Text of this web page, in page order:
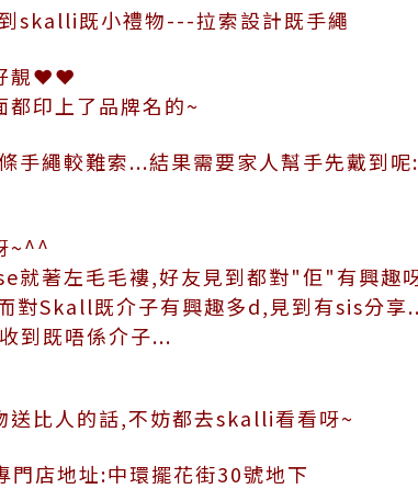
skalli既小禮物---拉索設計既手繩
靚❤❤
都印上了品牌名的~
手繩較難索...結果需要家人幫手先戴到呢
~^^
就著左毛毛褸,好友見到都對"佢"有興趣
對Skall既介子有興趣多d,見到有sis分享
到既唔係介子...
送比人的話,不妨都去skalli看看呀~
店地址:中環擺花街30號地下